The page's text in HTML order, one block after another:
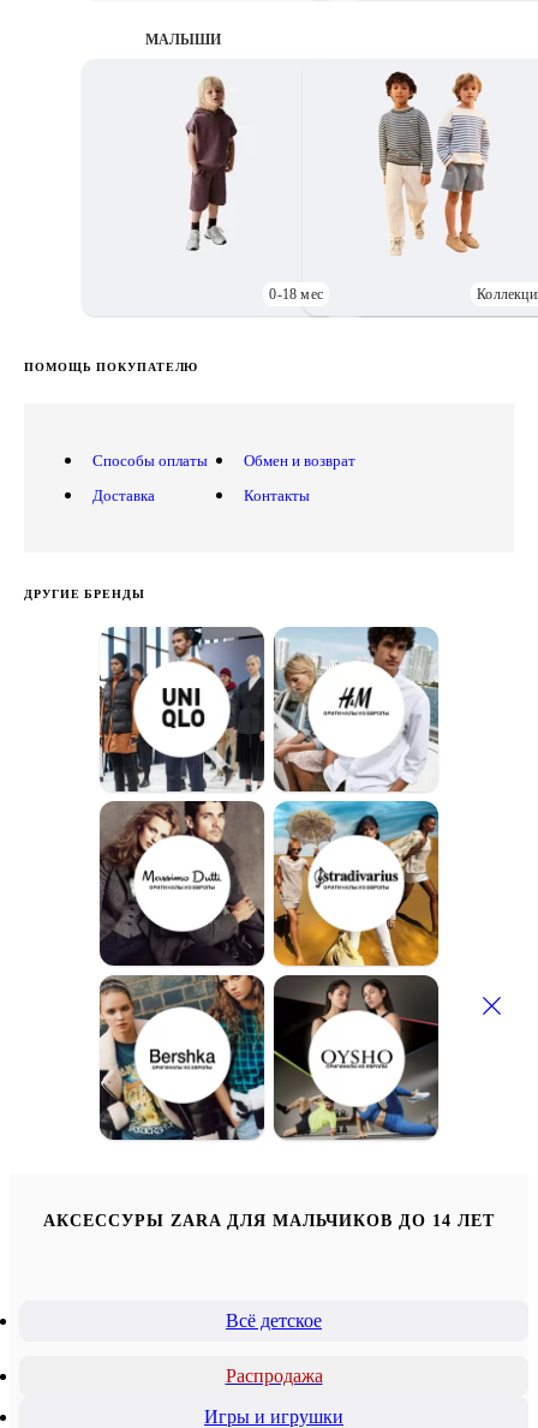
МАЛЫШИ
0-18 мес
ПОМОЩЬ ПОКУПАТЕЛЮ
Способы оплаты
Доставка
Обмен и возврат
Контакты
ДРУГИЕ БРЕНДЫ
АКСЕССУРЫ ZARA ДЛЯ МАЛЬЧИКОВ ДО 14 ЛЕТ
Всё детское
Распродажа
Игры и игрушки